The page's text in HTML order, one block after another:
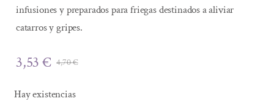
infusiones y preparados para friegas destinados a aliviar
catarros y gripes.
4,70€El
3,53€
El
Hay existencias